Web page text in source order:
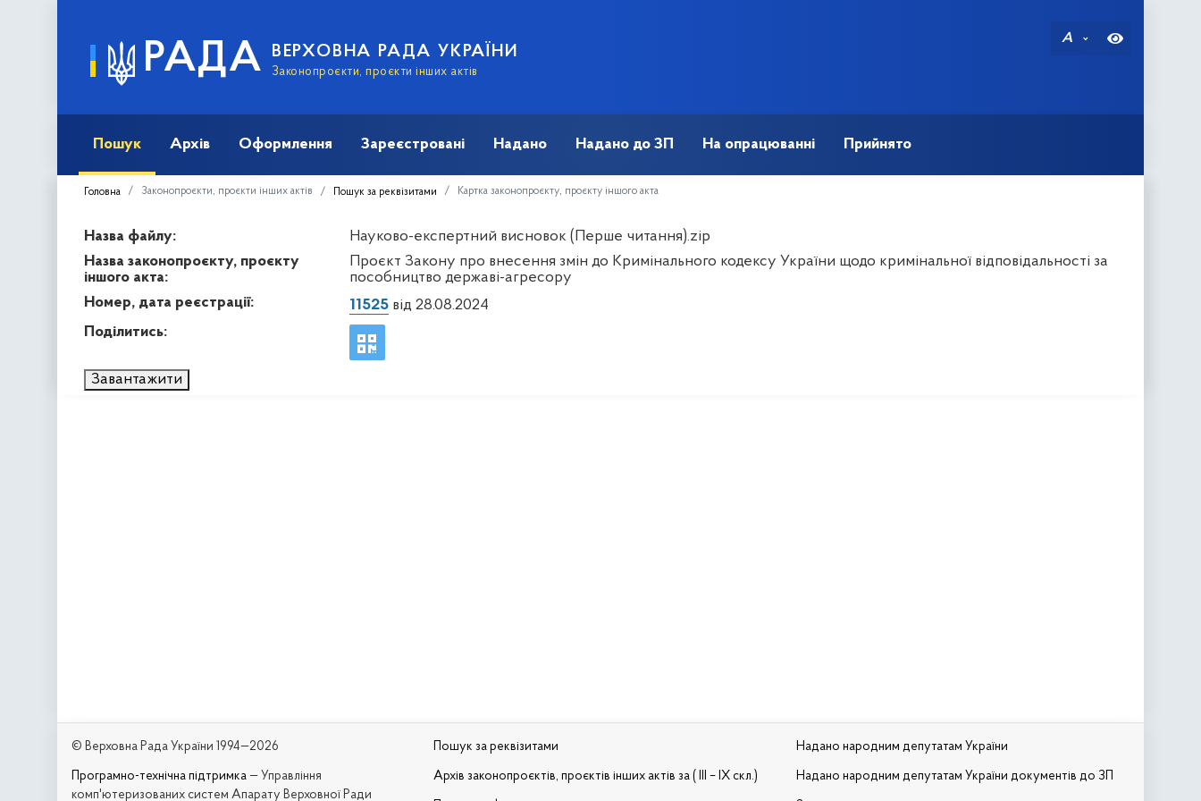
РАДА ВЕРХОВНА РАДА УКРАЇНИ
Законопроєкти, проєкти інших актів
A
Пошук Архів Оформлення Зареєстровані Надано Надано до ЗП На опрацюванні Прийнято
Головна Законопроєкти, проєкти інших актів Пошук за реквізитами Картка законопроєкту, проєкту іншого акта
Назва файлу:
Науково-експертний висновок (Перше читання).zip
Назва законопроєкту, проєкту
іншого акта:
Проєкт Закону про внесення змін до Кримінального кодексу України щодо кримінальної відповідальності за
пособництво державі-агресору
Номер, дата реєстрації:
11525від 28.08.2024
Поділитись:
Завантажити
© Верховна Рада України 1994—2026
Програмно-технічна підтримка — Управління
комп'ютеризованих систем Апарату Верховної Ради
Пошук за реквізитами
Архів законопроєктів, проєктів інших актів за ( III – IX скл.)
Надано народним депутатам України
Надано народним депутатам України документів до ЗП